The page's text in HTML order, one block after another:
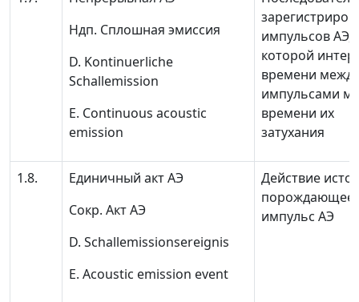
Ндп. Сплошная эмиссия
D. Kontinuerliche
Schallemission
Е. Continuous acoustic
emission
импульсов АЭ,
которой
времени между
импульсами
времени их
затухания
1.8.
Единичный акт АЭ
Сокр. Акт АЭ
D. Schallemissionsereignis
Е. Acoustic emission event
Действие
порождающее
импульс АЭ